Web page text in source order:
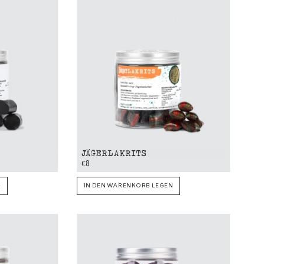
JÄGERLAKRITS
€8
IN DEN WARENKORB LEGEN